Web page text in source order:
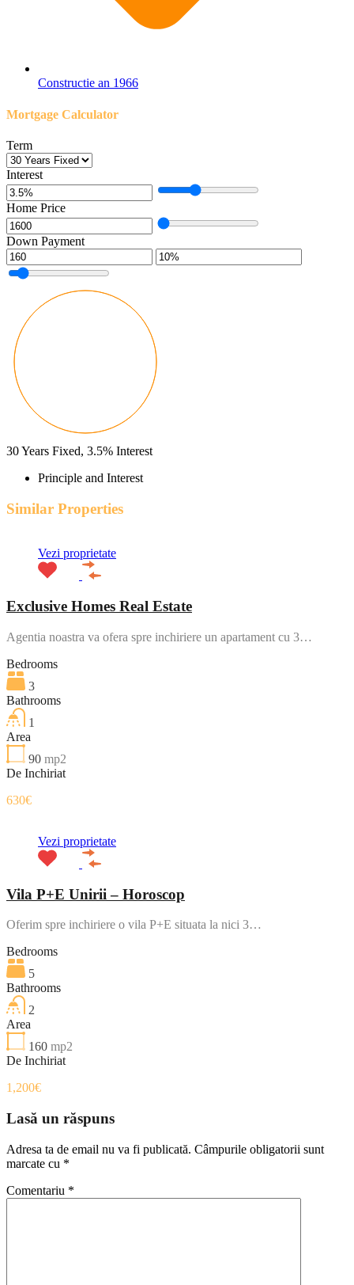
Constructie an 1966
Mortgage Calculator
Term
Interest
Home Price
Down Payment
30Years Fixed, 3.5% Interest
Principle and Interest
Similar Properties
Vezi proprietate
Exclusive Homes Real Estate
Agentia noastra va ofera spre inchiriere un apartament cu 3…
Bedrooms
3
Bathrooms
1
Area
90 mp2
De Inchiriat
630€
Vezi proprietate
Vila P+E Unirii – Horoscop
Oferim spre inchiriere o vila P+E situata la nici 3…
Bedrooms
5
Bathrooms
2
Area
160 mp2
De Inchiriat
1,200€
Lasă un răspuns
Adresa ta de email nu va fi publicată. Câmpurile obligatorii sunt
marcate cu *
Comentariu *